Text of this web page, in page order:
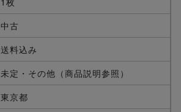
中古
送料込み
未定・その他（商品説明参照）
東京都